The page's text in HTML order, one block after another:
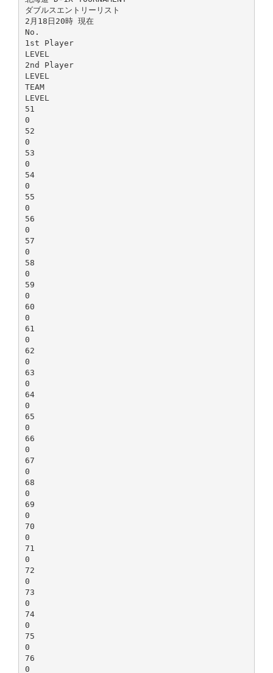
ダブルスエントリーリスト
2月18日20時 現在
No.
1st Player
LEVEL
2nd Player
LEVEL
TEAM
LEVEL
51
0
52
0
53
0
54
0
55
0
56
0
57
0
58
0
59
0
60
0
61
0
62
0
63
0
64
0
65
0
66
0
67
0
68
0
69
0
70
0
71
0
72
0
73
0
74
0
75
0
76
0